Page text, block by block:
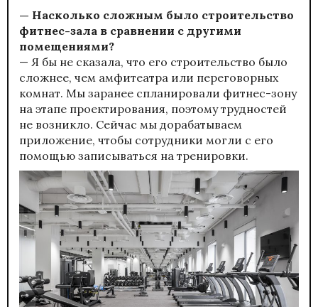
— Насколько сложным было строительство
фитнес-зала в сравнении с другими
помещениями?
— Я бы не сказала, что его строительство было
сложнее, чем амфитеатра или переговорных
комнат. Мы заранее спланировали фитнес-зону
на этапе проектирования, поэтому трудностей
не возникло. Сейчас мы дорабатываем
приложение, чтобы сотрудники могли с его
помощью записываться на тренировки.